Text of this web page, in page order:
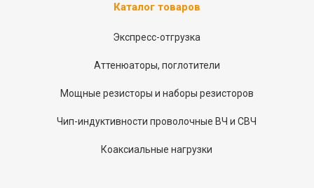
Каталог товаров
Экспресс-отгрузка
Аттенюаторы, поглотители
Мощные резисторы и наборы резисторов
Чип-индуктивности проволочные ВЧ и СВЧ
Коаксиальные нагрузки